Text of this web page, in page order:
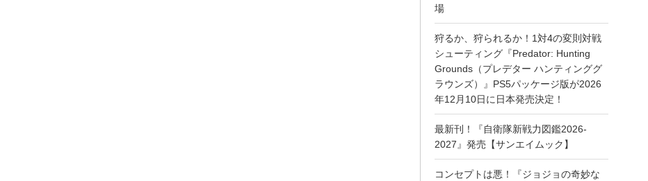
場
狩るか、狩られるか！1対4の変則対戦
シューティング『Predator: Hunting
Grounds（プレデター ハンティンググ
ラウンズ）』PS5パッケージ版が2026
年12月10日に日本発売決定！
最新刊！『自衛隊新戦力図鑑2026-
2027』発売【サンエイムック】
コンセプトは悪！『ジョジョの奇妙な